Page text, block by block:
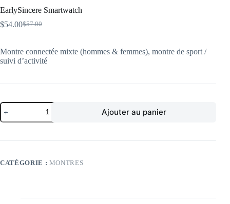
EarlySincere Smartwatch
$57.00
Le
était :
$57.00.
$54.00Le
est :
$54.00.
Montre connectée mixte (hommes & femmes), montre de sport /
suivi d’activité
quantité
de
EarlySincere
Ajouter au panier
CATÉGORIE : MONTRES